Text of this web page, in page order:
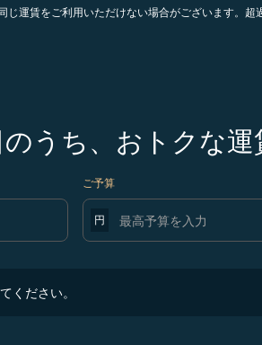
運賃をご利用いただけない場合がございます。
うち、おトクな運
ご予算
円
ください。